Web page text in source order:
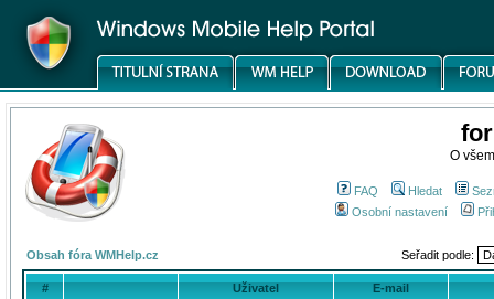
O
FAQ Hledat
Osobní nastavení
Obsah fóra WMHelp.cz Seřadit podle:
# Uživatel E-mail